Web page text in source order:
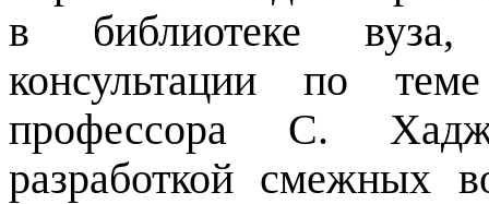
в библиотеке вуза,
консультации по
профессора С.
разработкой смежных